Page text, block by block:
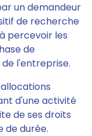
un demandeur
de recherche
percevoir les
de
l'entreprise.
d'une activité
de ses droits
de durée.